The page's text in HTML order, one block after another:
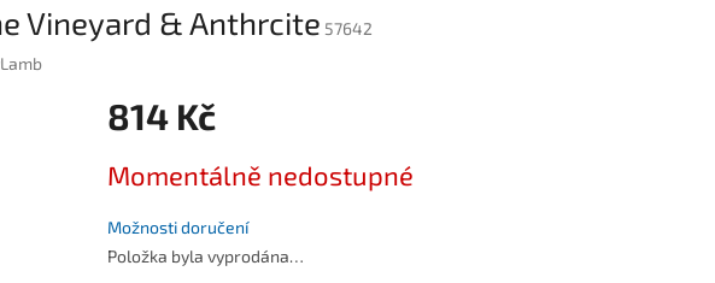
Vineyard & Anthrcite 57642
814 Kč
cena:
Momentálně nedostupné
Možnosti doručení
Položka byla vyprodána…